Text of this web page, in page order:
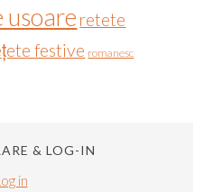
usoare retete
festive romanesc
& LOG-IN
in